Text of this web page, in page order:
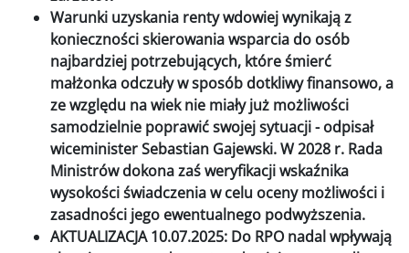
Warunki uzyskania renty wdowiej wynikają z
konieczności skierowania wsparcia do osób
najbardziej potrzebujących, które śmierć
małżonka odczuły w sposób dotkliwy finansowo, a
ze względu na wiek nie miały już możliwości
samodzielnie poprawić swojej sytuacji - odpisał
wiceminister Sebastian Gajewski. W 2028 r. Rada
Ministrów dokona zaś weryfikacji wskaźnika
wysokości świadczenia w celu oceny możliwości i
zasadności jego ewentualnego podwyższenia.
AKTUALIZACJA 10.07.2025: Do RPO nadal wpływają